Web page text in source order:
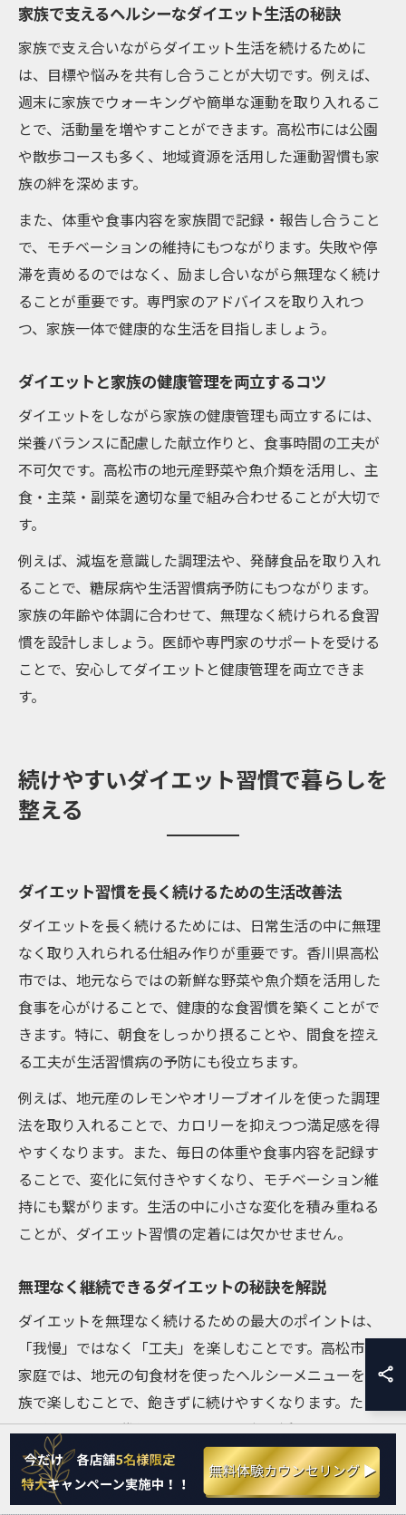
家族で支えるヘルシーなダイエット生活の秘訣
家族で支え合いながらダイエット生活を続けるために
は、目標や悩みを共有し合うことが大切です。例えば、
週末に家族でウォーキングや簡単な運動を取り入れるこ
とで、活動量を増やすことができます。高松市には公園
や散歩コースも多く、地域資源を活用した運動習慣も家
族の絆を深めます。
また、体重や食事内容を家族間で記録・報告し合うこと
で、モチベーションの維持にもつながります。失敗や停
滞を責めるのではなく、励まし合いながら無理なく続け
ることが重要です。専門家のアドバイスを取り入れつ
つ、家族一体で健康的な生活を目指しましょう。
ダイエットと家族の健康管理を両立するコツ
ダイエットをしながら家族の健康管理も両立するには、
栄養バランスに配慮した献立作りと、食事時間の工夫が
不可欠です。高松市の地元産野菜や魚介類を活用し、主
食・主菜・副菜を適切な量で組み合わせることが大切で
す。
例えば、減塩を意識した調理法や、発酵食品を取り入れ
ることで、糖尿病や生活習慣病予防にもつながります。
家族の年齢や体調に合わせて、無理なく続けられる食習
慣を設計しましょう。医師や専門家のサポートを受ける
ことで、安心してダイエットと健康管理を両立できま
す。
続けやすいダイエット習慣で暮らしを
整える
ダイエット習慣を長く続けるための生活改善法
ダイエットを長く続けるためには、日常生活の中に無理
なく取り入れられる仕組み作りが重要です。香川県高松
市では、地元ならではの新鮮な野菜や魚介類を活用した
食事を心がけることで、健康的な食習慣を築くことがで
きます。特に、朝食をしっかり摂ることや、間食を控え
る工夫が生活習慣病の予防にも役立ちます。
例えば、地元産のレモンやオリーブオイルを使った調理
法を取り入れることで、カロリーを抑えつつ満足感を得
やすくなります。また、毎日の体重や食事内容を記録す
ることで、変化に気付きやすくなり、モチベーション維
持にも繋がります。生活の中に小さな変化を積み重ねる
ことが、ダイエット習慣の定着には欠かせません。
無理なく継続できるダイエットの秘訣を解説
ダイエットを無理なく続けるための最大のポイントは、
「我慢」ではなく「工夫」を楽しむことです。高松市の
家庭では、地元の旬食材を使ったヘルシーメニューを家
族で楽しむことで、飽きずに続けやすくなります。たと
えば、うどんの代わりにこんにゃく麺を活用するなど、
身近な食材の置き換えが効果的です。
また、目標設定を具体的にし、週単位での小さな達成感